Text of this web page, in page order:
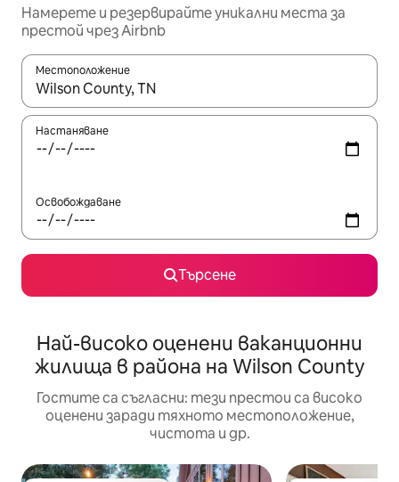
Намерете и резервирайте уникални места за
престой чрез Airbnb
Местоположение
Когато резултатите се покажат, използвайте
Настаняване
Освобождаване
Търсене
Най-високо оценени ваканционни
жилища в района на Wilson County
Гостите са съгласни: тези престои са високо
оценени заради тяхното местоположение,
чистота и др.